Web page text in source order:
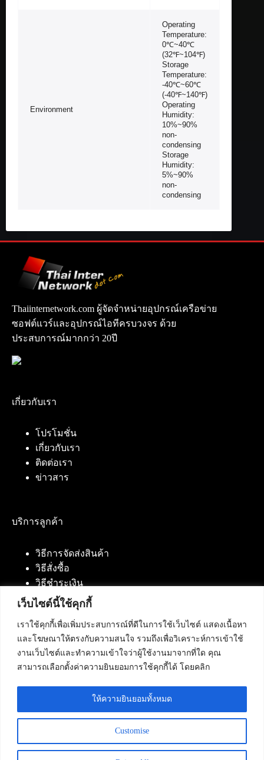
เว็บไซต์นี้ใช้คุกกี้
เราใช้คุกกี้เพื่อเพิ่มประสบการณ์ที่ดีในการใช้เว็บไซต์ แสดงเนื้อหา
และโฆษณาให้ตรงกับความสนใจ รวมถึงเพื่อวิเคราะห์การเข้าใช้
งานเว็บไซต์และทำความเข้าใจว่าผู้ใช้งานมาจากที่ใด คุณ
สามารถเลือกตั้งค่าความยินยอมการใช้คุกกี้ได้ โดยคลิก
Customise
ให้ความยินยอมทั้งหมด
Environment
Operating
Temperature:
0℃~40℃
(32℉~104℉)
Storage
Temperature:
-40℃~60℃
(-40℉~140℉)
Operating
Humidity:
10%~90%
non-
condensing
Storage
Humidity:
5%~90%
non-
condensing
Thaiinternetwork.com ผู้จัดจำหน่ายอุปกรณ์เครือข่าย
ซอฟต์แวร์และอุปกรณ์ไอทีครบวงจร ด้วย
ประสบการณ์มากกว่า 20ปี
เกี่ยวกับเรา
โปรโมชั่น
เกี่ยวกับเรา
ติดต่อเรา
ข่าวสาร
บริการลูกค้า
วิธีการจัดส่งสินค้า
วิธีสั่งซื้อ
วิธีชำระเงิน
ติดต่อเรา
บริษัท เน็ทฟิวชั่น คอมมิวนิเคชั่น จำกัด 420/94 ถนน
นัมเบอร์วัน-ราม 2 แขวงดอกไม้, เขตประเวศ
กรุงเทพมหานคร 10250
โทรศัพท์ :084-553-4055,086-309-5259,